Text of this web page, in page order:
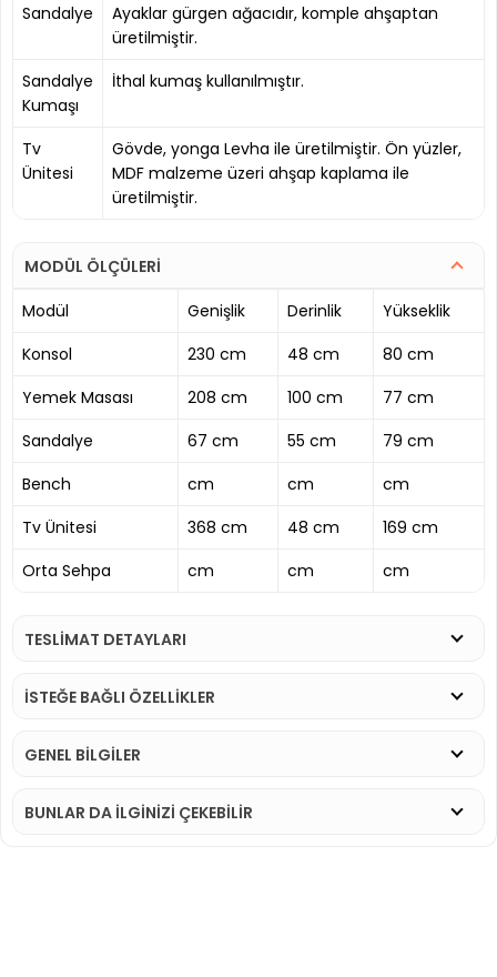
Sandalye
Ayaklar gürgen ağacıdır, komple ahşaptan
üretilmiştir.
Sandalye
Kumaşı
İthal kumaş kullanılmıştır.
Tv
Ünitesi
Gövde, yonga Levha ile üretilmiştir. Ön yüzler,
MDF malzeme üzeri ahşap kaplama ile
üretilmiştir.
MODÜL ÖLÇÜLERİ
Modül
Genişlik Derinlik
Yükseklik
Konsol
230 cm 48 cm
80 cm
Yemek Masası
208 cm 100 cm
77 cm
Sandalye
67 cm 55 cm
79 cm
Bench
cm cm
cm
Tv Ünitesi
368 cm 48 cm
169 cm
Orta Sehpa
cm cm cm
TESLİMAT DETAYLARI
İSTEĞE BAĞLI ÖZELLİKLER
GENEL BİLGİLER
BUNLAR DA İLGINIZI ÇEKEBILIR